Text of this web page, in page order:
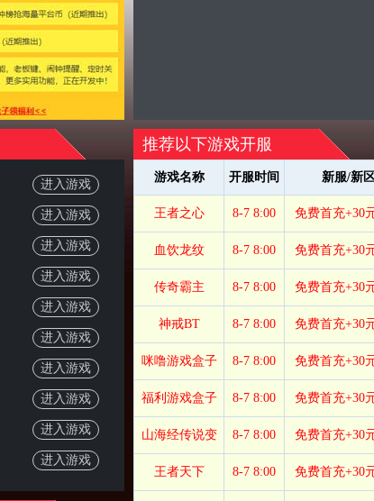
进入游戏
进入游戏
进入游戏
进入游戏
进入游戏
进入游戏
进入游戏
进入游戏
进入游戏
进入游戏
推荐以下游戏开服
游戏名称 开服时间 新服/新
王者之心 8-7 8:00 免费首充+30
血饮龙纹 8-7 8:00 免费首充+30
传奇霸主 8-7 8:00 免费首充+30
神戒BT 8-7 8:00 免费首充+30
咪噜游戏盒子 8-7 8:00 免费首充+30
福利游戏盒子 8-7 8:00 免费首充+30
山海经传说变 8-7 8:00 免费首充+30
王者天下 8-7 8:00 免费首充+30